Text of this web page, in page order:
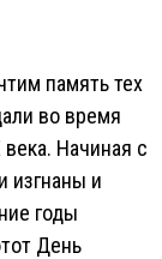
память тех
во время
Начиная с
изгнаны и
годы
День